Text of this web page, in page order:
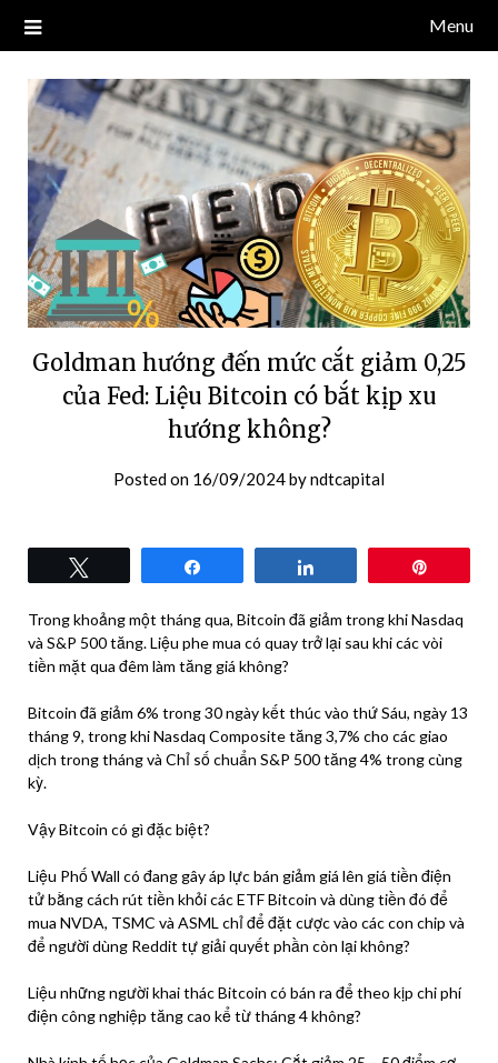
NDT CAPITAL | BLOG TIỀN
ĐIỆN TỬ CRYPTO
Blog về thị trường crypto, tiền điện tử, tiền mã hoá, công nghệ
blockchain.
Menu
Goldman hướng đến mức cắt giảm 0,25
của Fed: Liệu Bitcoin có bắt kịp xu
hướng không?
Posted on 16/09/2024byndtcapital
Trong khoảng một tháng qua, Bitcoin đã giảm trong khi Nasdaq
và S&P 500 tăng. Liệu phe mua có quay trở lại sau khi các vòi
tiền mặt qua đêm làm tăng giá không?
Bitcoin đã giảm 6% trong 30 ngày kết thúc vào thứ Sáu, ngày 13
tháng 9, trong khi Nasdaq Composite tăng 3,7% cho các giao
dịch trong tháng và Chỉ số chuẩn S&P 500 tăng 4% trong cùng
kỳ.
Vậy Bitcoin có gì đặc biệt?
Liệu Phố Wall có đang gây áp lực bán giảm giá lên giá tiền điện
tử bằng cách rút tiền khỏi các ETF Bitcoin và dùng tiền đó để
mua NVDA, TSMC và ASML chỉ để đặt cược vào các con chip và
để người dùng Reddit tự giải quyết phần còn lại không?
Liệu những người khai thác Bitcoin có bán ra để theo kịp chi phí
điện công nghiệp tăng cao kể từ tháng 4 không?